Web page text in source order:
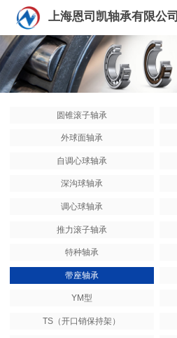
上海恩司凯轴承有限公司
圆锥滚子轴承
外球面轴承
自调心球轴承
深沟球轴承
调心球轴承
推力滚子轴承
特种轴承
带座轴承
YM型
TS（开口销保持架）